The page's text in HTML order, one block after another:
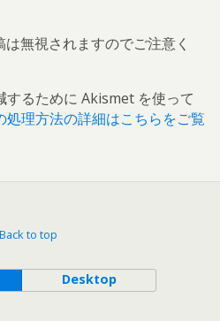
無視されますのでご注意く
するために Akismet を使って
処理方法の詳細はこちらをご覧
Back to top
Desktop